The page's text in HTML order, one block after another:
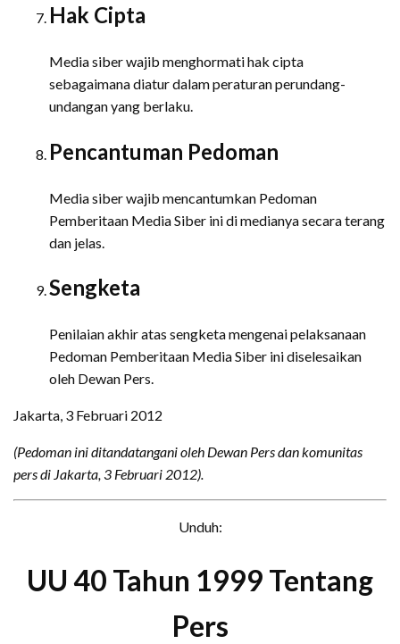
Hak Cipta
Media siber wajib menghormati hak cipta
sebagaimana diatur dalam peraturan perundang-
undangan yang berlaku.
Pencantuman Pedoman
Media siber wajib mencantumkan Pedoman
Pemberitaan Media Siber ini di medianya secara terang
dan jelas.
Sengketa
Penilaian akhir atas sengketa mengenai pelaksanaan
Pedoman Pemberitaan Media Siber ini diselesaikan
oleh Dewan Pers.
Jakarta, 3 Februari 2012
(Pedoman ini ditandatangani oleh Dewan Pers dan komunitas
pers di Jakarta, 3 Februari 2012).
Unduh:
UU 40 Tahun 1999 Tentang
Pers